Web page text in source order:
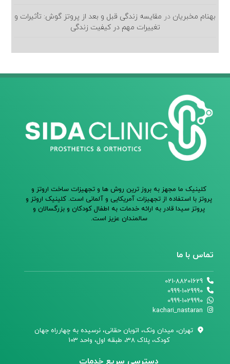
بهنام مخبریان در مقایسه زندگی قبل و بعد از پروتز گوش: تأثیرات و
تغییرات مهم در کیفیت زندگی
کلینیک ما مجهز به بروز ترین روش ها و تجهیزات ساخت اروتز و
پروتز با استفاده از تجهیزات آمریکایی و آلمانی است. کلینیک اروتز و
پروتز سیدا قادر به ارائه خدمات به اطفال کودکان و بزرگسالان و
سالمندان عزیز است.
تماس با ما
021-88201629
0999-1029990
0999-1029990
kachari_nastaran
تهران،‌ میدان ونک، اتوبان حقانی، نرسیده به چهارراه جهان
کودک، پلاک 38، طبقه اول، واحد 103
دسترسی سریع خدمات